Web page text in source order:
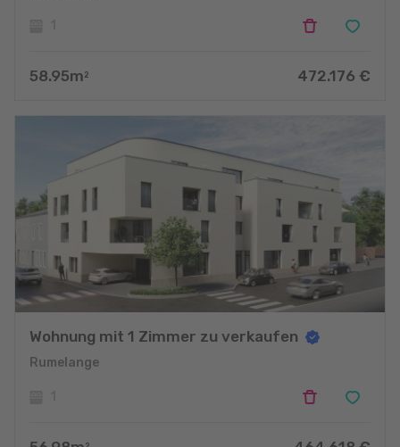
58.95m 2 472.176 €
Wohnung mit 1 Zimmer zu verkaufen
Rumelange